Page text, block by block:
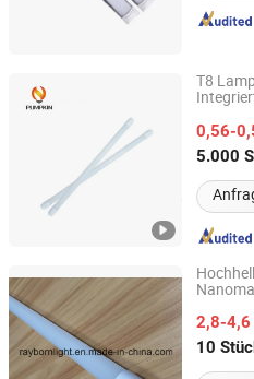
T8
0,56-
5.000
Hangzhou Pumpkin Electric
Zhejiang, China
2,8-4,6
10
Rayborn Lighting Industry Co.,
Guangdong, China